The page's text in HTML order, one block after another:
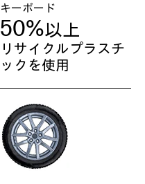
キーボード
50%以上
リサイクルプラスチ
ックを使用